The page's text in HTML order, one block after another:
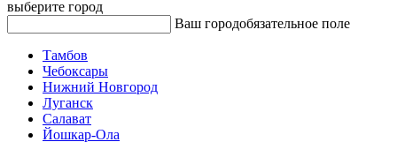
выберите город
Ваш городобязательное поле
Тамбов
Чебоксары
Нижний Новгород
Луганск
Салават
Йошкар-Ола